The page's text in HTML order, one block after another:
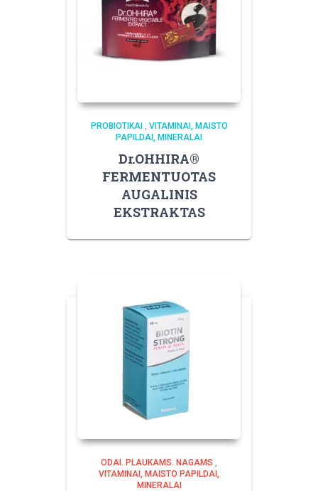
PROBIOTIKAI, VITAMINAI, MAISTO
PAPILDAI, MINERALAI
Dr.OHHIRA®
FERMENTUOTAS
AUGALINIS
EKSTRAKTAS
ODAI. PLAUKAMS. NAGAMS
VITAMINAI, MAISTO PAPILDAI,
MINERALAI